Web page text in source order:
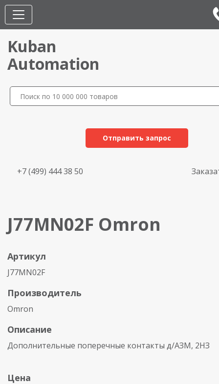
Kuban
Automation
Отправить запрос
+7 (499) 444 38 50
J77MN02F Omron
Артикул
J77MN02F
Производитель
Omron
Описание
Дополнительные поперечные контакты д/АЗМ, 2НЗ
Цена